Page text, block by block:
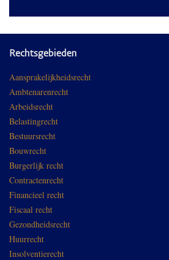
Rechtsgebieden
Aansprakelijkheidsrecht
Ambtenarenrecht
Arbeidsrecht
Belastingrecht
Bestuursrecht
Bouwrecht
Burgerlijk recht
Contractenrecht
Financieel recht
Fiscaal recht
Gezondheidsrecht
Huurrecht
Insolventierecht